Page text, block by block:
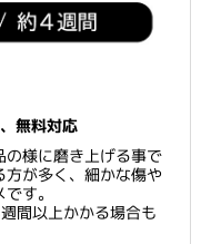
無料対応
様に磨き上げる事で
が多く、細かな傷や
す。
間以上かかる場合も